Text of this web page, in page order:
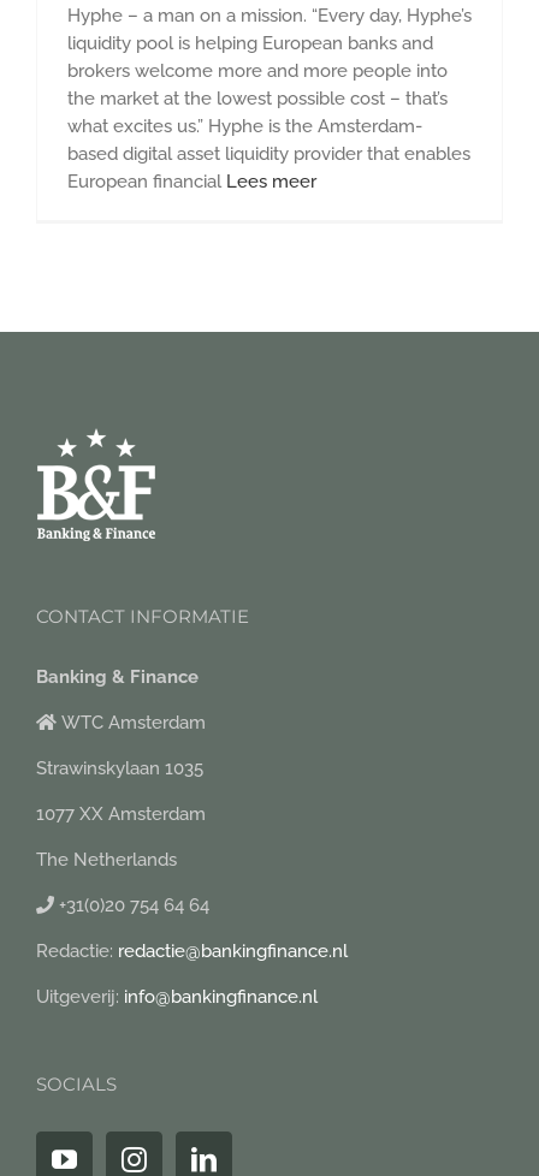
Hyphe – a man on a mission. “Every day, Hyphe’s
liquidity pool is helping European banks and
brokers welcome more and more people into
the market at the lowest possible cost – that’s
what excites us.” Hyphe is the Amsterdam-
based digital asset liquidity provider that enables
European financial Lees meer
CONTACT INFORMATIE
Banking & Finance
WTC Amsterdam
Strawinskylaan 1035
1077 XX Amsterdam
The Netherlands
+31(0)20 754 64 64
Redactie: redactie@bankingfinance.nl
Uitgeverij: info@bankingfinance.nl
SOCIALS